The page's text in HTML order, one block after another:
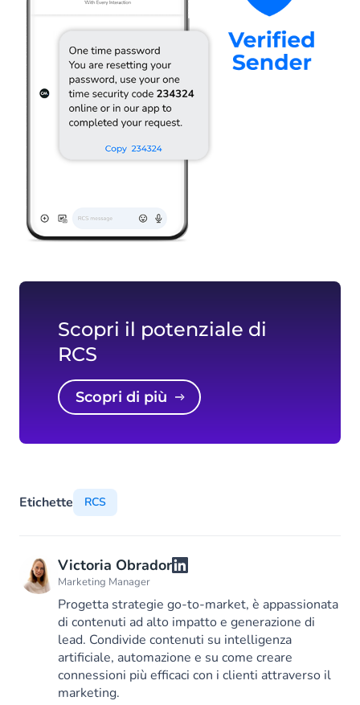
Scopri il potenziale di
RCS
Scopri di più
Etichette RCS
Victoria Obrador
Marketing Manager
Progetta strategie go-to-market, è appassionata
di contenuti ad alto impatto e generazione di
lead. Condivide contenuti su intelligenza
artificiale, automazione e su come creare
connessioni più efficaci con i clienti attraverso il
marketing.